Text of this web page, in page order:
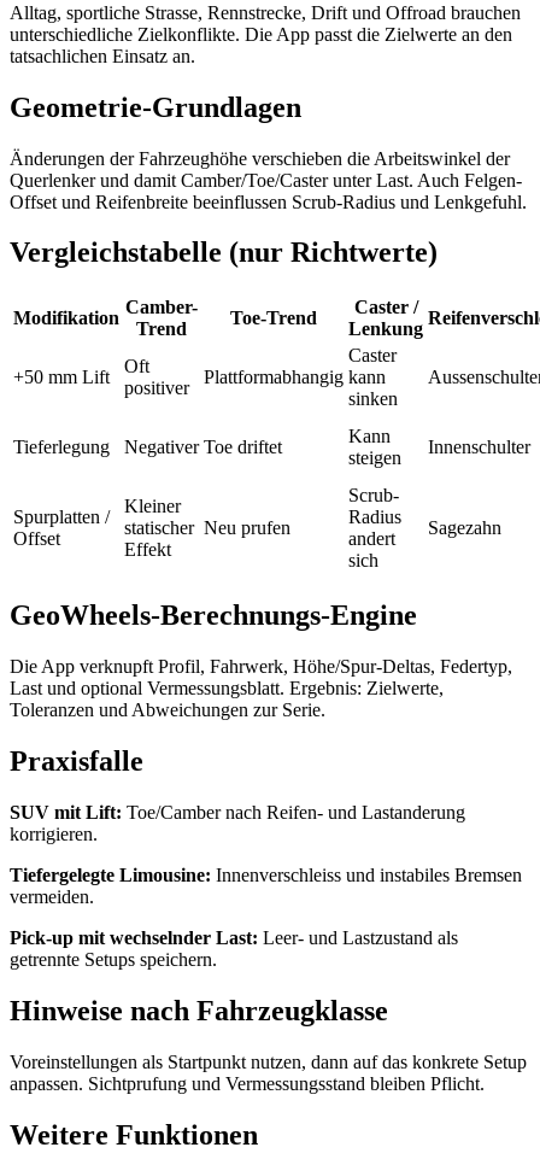
Alltag, sportliche Strasse, Rennstrecke, Drift und Offroad brauchen
unterschiedliche Zielkonflikte. Die App passt die Zielwerte an den
tatsachlichen Einsatz an.
Geometrie-Grundlagen
Änderungen der Fahrzeughöhe verschieben die Arbeitswinkel der
Querlenker und damit Camber/Toe/Caster unter Last. Auch Felgen-
Offset und Reifenbreite beeinflussen Scrub-Radius und Lenkgefuhl.
Vergleichstabelle (nur Richtwerte)
Modifikation
Camber-
Trend
Toe-Trend
Caster /
Lenkung
+50 mm Lift
Oft
positiver
Plattformabhangig
Caster
kann
sinken
Tieferlegung Negativer Toe driftet
Kann
steigen
Innenschulter
Spurplatten /
Offset
Kleiner
statischer
Effekt
Neu prufen
Scrub-
Radius
andert
sich
Sagezahn
GeoWheels-Berechnungs-Engine
Die App verknupft Profil, Fahrwerk, Höhe/Spur-Deltas, Federtyp,
Last und optional Vermessungsblatt. Ergebnis: Zielwerte,
Toleranzen und Abweichungen zur Serie.
Praxisfalle
SUV mit Lift: Toe/Camber nach Reifen- und Lastanderung
korrigieren.
Tiefergelegte Limousine: Innenverschleiss und instabiles Bremsen
vermeiden.
Pick-up mit wechselnder Last: Leer- und Lastzustand als
getrennte Setups speichern.
Hinweise nach Fahrzeugklasse
Voreinstellungen als Startpunkt nutzen, dann auf das konkrete Setup
anpassen. Sichtprufung und Vermessungsstand bleiben Pflicht.
Weitere Funktionen